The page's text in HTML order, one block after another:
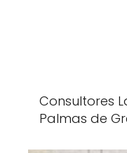
Consultores
Palmas de